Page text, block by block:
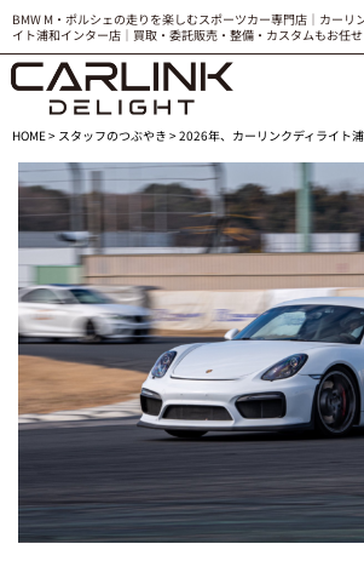
BMW M・ポルシェの走りを楽しむスポーツカー専門店｜カーリ
イト浦和インター店｜買取・委託販売・整備・カスタムもお任
HOME> スタッフのつぶやき > 2026年、カーリンクディライト